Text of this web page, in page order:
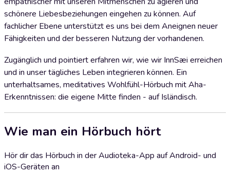
schönere Liebesbeziehungen eingehen zu können. Auf
fachlicher Ebene unterstützt es uns bei dem Aneignen neuer
Fähigkeiten und der besseren Nutzung der vorhandenen.
Zugänglich und pointiert erfahren wir, wie wir InnSæi erreichen
und in unser tägliches Leben integrieren können. Ein
unterhaltsames, meditatives Wohlfühl-Hörbuch mit Aha-
Erkenntnissen: die eigene Mitte finden - auf Isländisch.
Wie man ein Hörbuch hört
Hör dir das Hörbuch in der Audioteka-App auf Android- und
iOS-Geräten an